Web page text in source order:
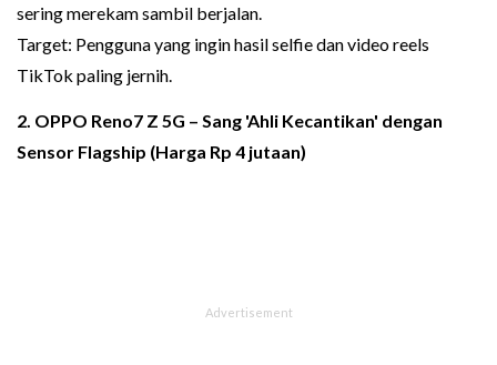
sering merekam sambil berjalan.
Target: Pengguna yang ingin hasil selfie dan video reels
TikTok paling jernih.
2. OPPO Reno7 Z 5G – Sang 'Ahli Kecantikan' dengan
Sensor Flagship (Harga Rp 4 jutaan)